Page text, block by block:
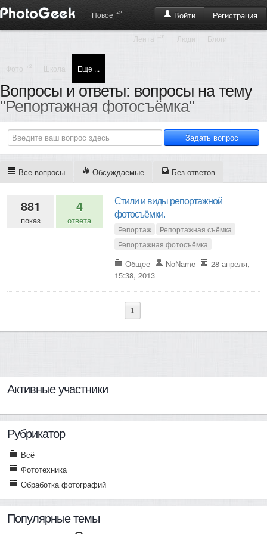
Войти Регистрация
Новое +2
Лента Люди Блоги
Фото Школа Еще ...
Вопросы и ответы: вопросы на тему
"Репортажная фотосъёмка"
Все вопросы Обсуждаемые Без ответов
881
показ
4
ответа
Стили и виды репортажной
фотосъёмки.
Репортаж
Репортажная съёмка
Репортажная фотосъёмка
Общее NoName
28 апреля,
15:38, 2013
1
Активные участники
Рубрикатор
Всё
Фототехника
Обработка фотографий
Популярные темы